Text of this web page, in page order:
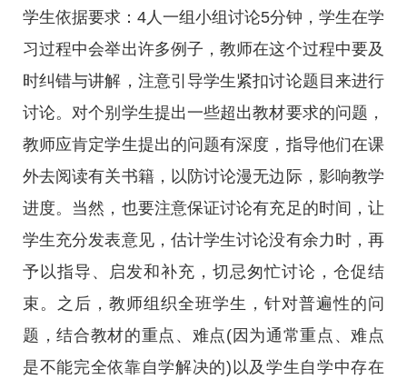
学生依据要求：4人一组小组讨论5分钟，学生在学
习过程中会举出许多例子，教师在这个过程中要及
时纠错与讲解，注意引导学生紧扣讨论题目来进行
讨论。对个别学生提出一些超出教材要求的问题，
教师应肯定学生提出的问题有深度，指导他们在课
外去阅读有关书籍，以防讨论漫无边际，影响教学
进度。当然，也要注意保证讨论有充足的时间，让
学生充分发表意见，估计学生讨论没有余力时，再
予以指导、启发和补充，切忌匆忙讨论，仓促结
束。之后，教师组织全班学生，针对普遍性的问
题，结合教材的重点、难点(因为通常重点、难点
是不能完全依靠自学解决的)以及学生自学中存在